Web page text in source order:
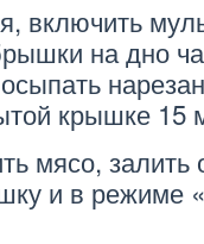
включить
на дно
крышке 15
мясо,
и в режиме